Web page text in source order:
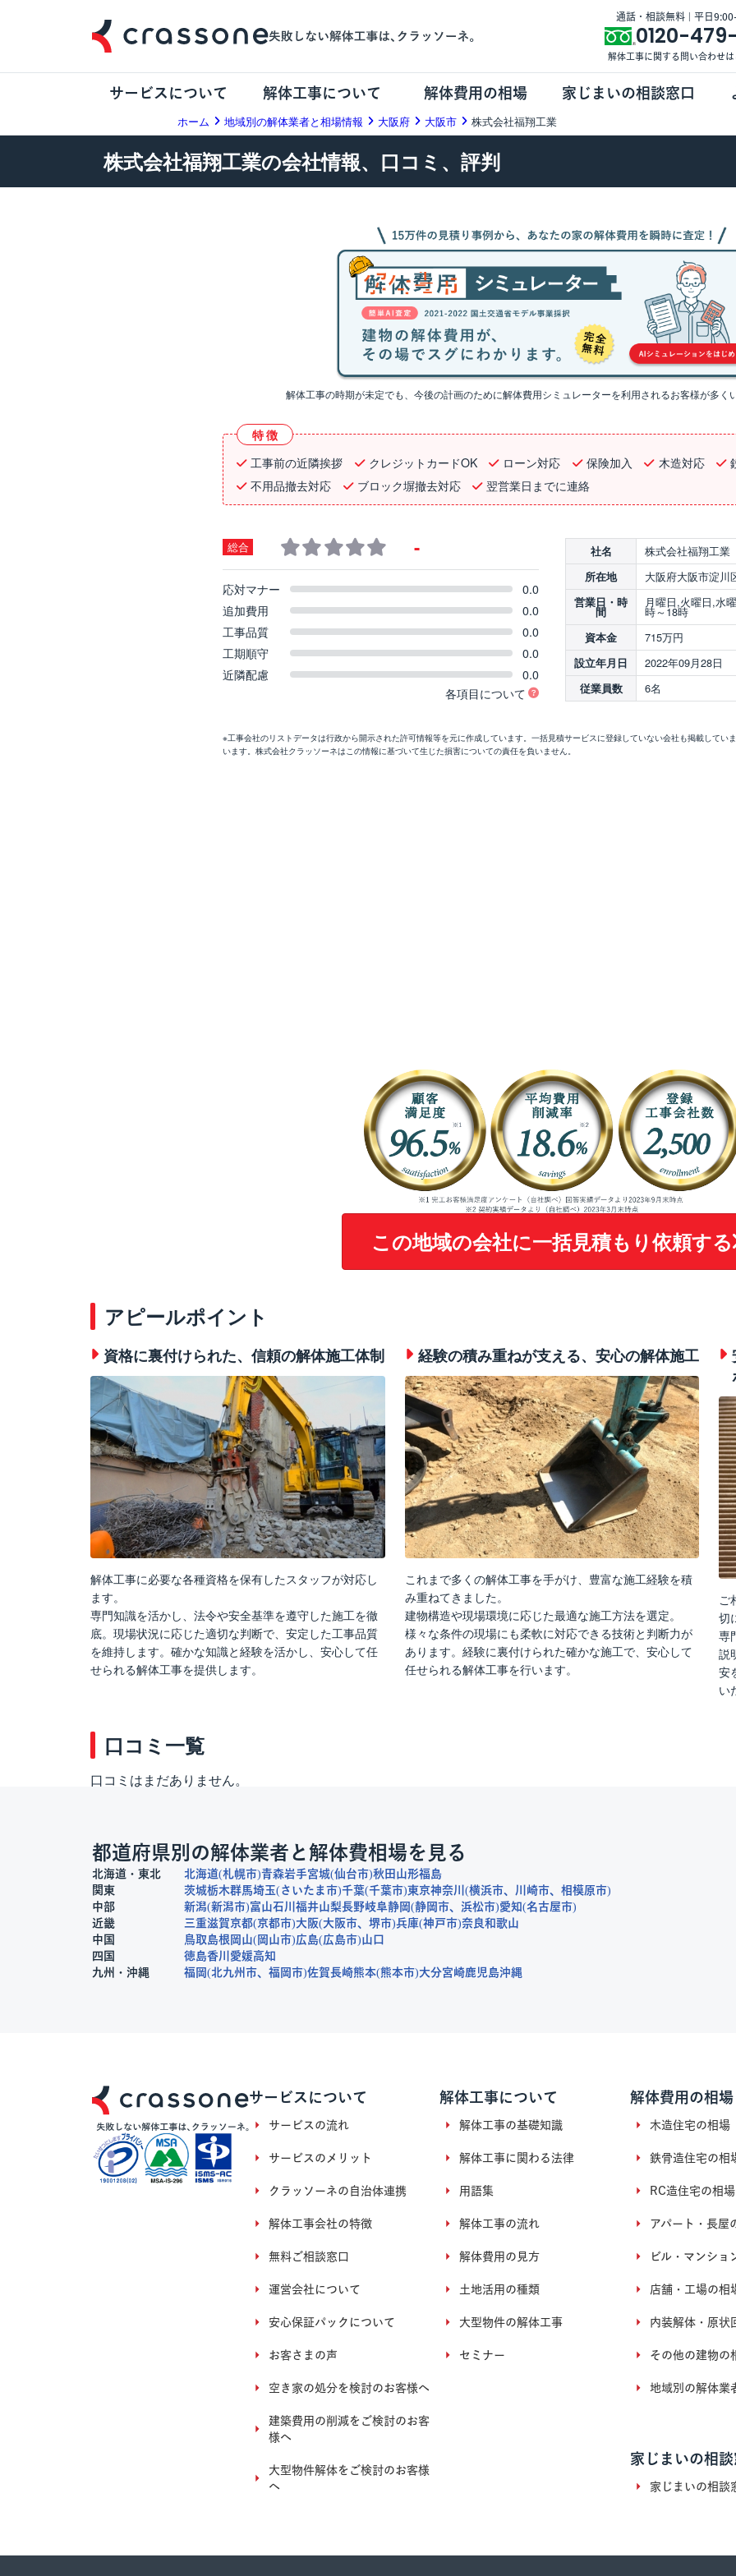
通話・相談無料 | 平日
0120-
解体工事に関する問い合わせ
サービスについて 解体工事について 解体費用の相場 家じまいの相談窓口
ホーム 地域別の解体業者と相場情報 大阪府 大阪市 株式会社福翔工業
株式会社福翔工業の会社情報、口コミ、評判
解体工事の時期が未定でも、今後の計画のために解体費用シミュレーターを利用されるお客様が多く
特徴
工事前の近隣挨拶
クレジットカードOK ローン対応 保険加入 木造対応
不用品撤去対応
ブロック塀撤去対応 翌営業日までに連絡
総合 -
応対マナー
0.0
追加費用
0.0
工事品質
0.0
工期順守
0.0
近隣配慮
0.0
各項目について
社名 株式会社福翔工業
所在地 大阪府大阪市淀川
営業日・時
間
月曜日,火曜日,水
時～18時
資本金 715万円
設立年月日 2022年09月28日
従業員数 6名
※工事会社のリストデータは行政から開示された許可情報等を元に作成しています。一括見積サービスに登録していない会社も掲載してい
います。株式会社クラッソーネはこの情報に基づいて生じた損害についての責任を負いません。
この地域の会社に一括見積もり依頼する
アピールポイント
資格に裏付けられた、信頼の解体施工体制
解体工事に必要な各種資格を保有したスタッフが対応し
ます。
専門知識を活かし、法令や安全基準を遵守した施工を徹
底。現場状況に応じた適切な判断で、安定した工事品質
を維持します。確かな知識と経験を活かし、安心して任
せられる解体工事を提供します。
経験の積み重ねが支える、安心の解体施工
これまで多くの解体工事を手がけ、豊富な施工経験を積
み重ねてきました。
建物構造や現場環境に応じた最適な施工方法を選定。
様々な条件の現場にも柔軟に対応できる技術と判断力が
あります。経験に裏付けられた確かな施工で、安心して
任せられる解体工事を行います。
ご
切
専
説
安
い
口コミ一覧
口コミはまだありません。
都道府県別の解体業者と解体費相場を見る
北海道・東北 北海道 札幌市 青森岩手宮城 仙台市 秋田 山形福島
関東
茨城栃木群馬埼玉 さいたま市 千葉 千葉市 東京神奈川 横浜市 川崎市
相模原市
中部
新潟 新潟市 富山石川 福井山梨長野岐阜静岡 静岡市 浜松市 愛知 名古屋市
近畿
三重滋賀京都 京都市 大阪 大阪市 堺市 兵庫 神戸市 奈良和歌山
中国
鳥取島根 岡山 岡山市 広島 広島市 山口
四国
徳島香川 愛媛高知
九州・沖縄
福岡 北九州市 福岡市 佐賀長崎熊本 熊本市 大分宮崎鹿児島沖縄
サービスについて
サービスの流れ
サービスのメリット
クラッソーネの自治体連携
解体工事会社の特徴
無料ご相談窓口
運営会社について
安心保証パックについて
お客さまの声
空き家の処分を検討のお客様へ
建築費用の削減をご検討のお客
様へ
大型物件解体をご検討のお客様
へ
解体工事について
解体工事の基礎知識
解体工事に関わる法律
用語集
解体工事の流れ
解体費用の見方
土地活用の種類
大型物件の解体工事
セミナー
解体費用の相場
木造住宅の相場
鉄骨造住宅の相
RC造住宅の相場
アパート・長屋
ビル・マンショ
店舗・工場の相
内装解体・原状
その他の建物の
地域別の解体業
家じまいの相談
家じまいの相談